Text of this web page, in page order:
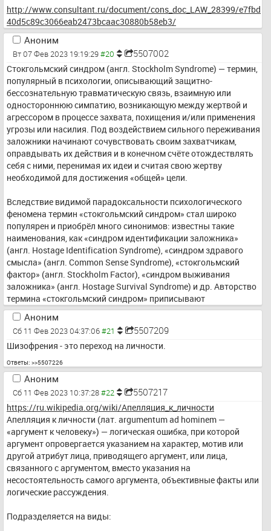
http://www.consultant.ru/document/cons_doc_LAW_28399/e7fbd
40d5c89c3066eab2473bcaac30880b58eb3/
Аноним
Вт 07 Фев 2023 19:19:29 5507002
Стокгольмский синдром (англ. Stockholm Syndrome) — термин,
популярный в психологии, описывающий защитно-
бессознательную травматическую связь, взаимную или
одностороннюю симпатию, возникающую между жертвой и
агрессором в процессе захвата, похищения и/или применения
угрозы или насилия. Под воздействием сильного переживания
заложники начинают сочувствовать своим захватчикам,
оправдывать их действия и в конечном счёте отождествлять
себя с ними, перенимая их идеи и считая свою жертву
необходимой для достижения «общей» цели.
Вследствие видимой парадоксальности психологического
феномена термин «стокгольмский синдром» стал широко
популярен и приобрёл много синонимов: известны такие
наименования, как «синдром идентификации заложника»
(англ. Hostage Identification Syndrome), «синдром здравого
смысла» (англ. Common Sense Syndrome), «стокгольмский
фактор» (англ. Stockholm Factor), «синдром выживания
заложника» (англ. Hostage Survival Syndrome) и др. Авторство
термина «стокгольмский синдром» приписывают
криминалисту Нильсу Бейероту, который ввёл его во время
анализа ситуации, возникшей в Стокгольме во время захвата
заложников в августе 1973 года. Заложники защищали своих
похитителей после освобождения и не соглашались давать
показания против них в суде. Механизм психологической
защиты, лежащий в основе стокгольмского синдрома, был
впервые описан Анной Фрейд в 1936 году, когда и получил
название «идентификация с агрессором».
https://ru.wikipedia.org/wiki/%D0%A1%D1%82%D0%BE%D0%BA%
D0%B3%D0%BE%D0%BB%D1%8C%D0%BC%D1%81%D0%BA%D0%B
8%D0%B9_%D1%81%D0%B8%D0%BD%D0%B4%D1%80%D0%BE%D0
%BC
Аноним
Сб 11 Фев 2023 04:37:06 5507209
Шизофрения - это переход на личности.
Ответы: >>5507226
Аноним
Сб 11 Фев 2023 10:37:28 5507217
https://ru.wikipedia.org/wiki/Апелляция_к_личности
Апелляция к личности (лат. argumentum ad hominem —
«аргумент к человеку») — логическая ошибка, при которой
аргумент опровергается указанием на характер, мотив или
другой атрибут лица, приводящего аргумент, или лица,
связанного с аргументом, вместо указания на
несостоятельность самого аргумента, объективные факты или
логические рассуждения.
Подразделяется на виды: